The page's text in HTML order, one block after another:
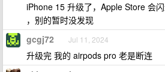
iPhone 15 升级了，Apple Store 会
，别的暂时没发现
gcgj72 Jul 11, 2024
升级完 我的 airpods pro 老是断连